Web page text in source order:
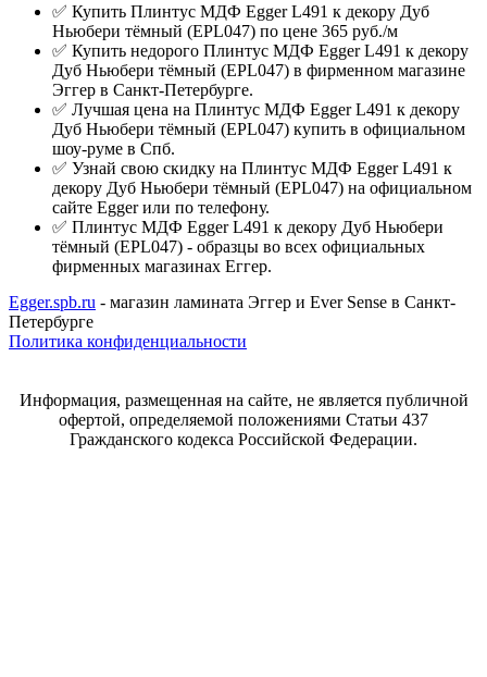
✅ Купить Плинтус МДФ Egger L491 к декору Дуб
Ньюбери тёмный (EPL047) по цене 365 руб./м
✅ Купить недорого Плинтус МДФ Egger L491 к декору
Дуб Ньюбери тёмный (EPL047) в фирменном магазине
Эггер в Санкт-Петербурге.
✅ Лучшая цена на Плинтус МДФ Egger L491 к декору
Дуб Ньюбери тёмный (EPL047) купить в официальном
шоу-руме в Спб.
✅ Узнай свою скидку на Плинтус МДФ Egger L491 к
декору Дуб Ньюбери тёмный (EPL047) на официальном
сайте Egger или по телефону.
✅ Плинтус МДФ Egger L491 к декору Дуб Ньюбери
тёмный (EPL047) - образцы во всех официальных
фирменных магазинах Еггер.
Egger.spb.ru - магазин ламината Эггер и Ever Sense в Санкт-
Петербурге
Политика конфиденциальности
Информация, размещенная на сайте, не является публичной
офертой, определяемой положениями Статьи 437
Гражданского кодекса Российской Федерации.